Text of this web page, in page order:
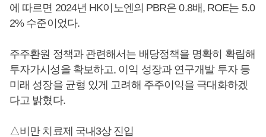
에 따르면 2024년 HK이노엔의 PBR은 0.8배, ROE는 5.0
2% 수준이었다.
주주환원 정책과 관련해서는 배당정책을 명확히 확립해
투자가시성을 확보하고, 이익 성장과 연구개발 투자 등
미래 성장을 균형 있게 고려해 주주이익을 극대화하겠
다고 밝혔다.
△비만 치료제 국내3상 진입